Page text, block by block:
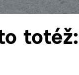
totéž: